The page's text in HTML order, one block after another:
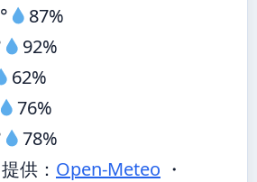
87%
92%
62%
76%
78%
供： Open-Meteo ・